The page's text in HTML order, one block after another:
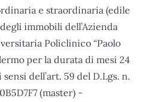
e straordinaria (edile
immobili dell’Azienda
Policlinico “Paolo
per la durata di mesi 24
dell’art. 59 del D.Lgs. n.
(master) -